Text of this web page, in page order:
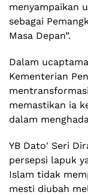
menyampaikan
sebagai
Masa Depan”.
Dalam
Kementerian
memastikan ia
dalam
YB Dato' Seri
persepsi lapuk
Islam tidak
mesti diubah